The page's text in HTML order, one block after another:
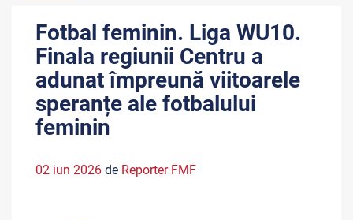
Fotbal feminin. Liga WU10.
Finala regiunii Centru a
adunat împreună viitoarele
speranțe ale fotbalului
feminin
02 iun 2026 de Reporter FMF